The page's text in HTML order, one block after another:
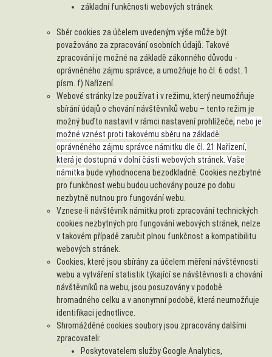
základní funkčnosti webových stránek
Sběr cookies za účelem uvedeným výše může být
považováno za zpracování osobních údajů. Takové
zpracování je možné na základě zákonného důvodu -
oprávněného zájmu správce, a umožňuje ho čl. 6 odst. 1
písm. f) Nařízení.
Webové stránky lze používat i v režimu, který neumožňuje
sbírání údajů o chování návštěvníků webu – tento režim je
možný buďto nastavit v rámci nastavení prohlížeče, nebo je
možné vznést proti takovému sběru na základě
oprávněného zájmu správce námitku dle čl. 21 Nařízení,
která je dostupná v dolní části webových stránek. Vaše
námitka bude vyhodnocena bezodkladně. Cookies nezbytné
pro funkčnost webu budou uchovány pouze po dobu
nezbytně nutnou pro fungování webu.
Vznese-li návštěvník námitku proti zpracování technických
cookies nezbytných pro fungování webových stránek, nelze
v takovém případě zaručit plnou funkčnost a kompatibilitu
webových stránek.
Cookies, které jsou sbírány za účelem měření návštěvnosti
webu a vytváření statistik týkající se návštěvnosti a chování
návštěvníků na webu, jsou posuzovány v podobě
hromadného celku a v anonymní podobě, která neumožňuje
identifikaci jednotlivce.
Shromážděné cookies soubory jsou zpracovány dalšími
zpracovateli:
Poskytovatelem služby Google Analytics,